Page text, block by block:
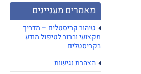
מאמרים מעניינים
טיהור קריסטלים – מדריך
מקצועי וברור לטיפול מודע
בקריסטלים
הצהרת נגישות